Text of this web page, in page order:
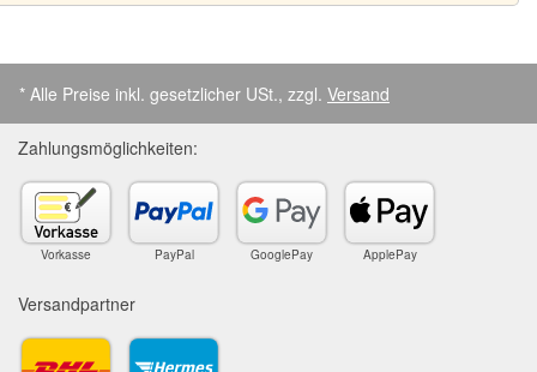
* Alle Preise inkl. gesetzlicher USt., zzgl. Versand
Zahlungsmöglichkeiten:
Vorkasse PayPal GooglePay ApplePay
Versandpartner